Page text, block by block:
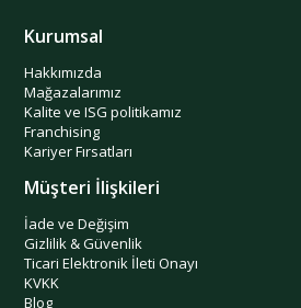
Kurumsal
Hakkımızda
Mağazalarımız
Kalite ve ISG politikamız
Franchising
Kariyer Fırsatları
Müşteri İlişkileri
İade ve Değişim
Gizlilik & Güvenlik
Ticari Elektronik İleti Onayı
KVKK
Blog